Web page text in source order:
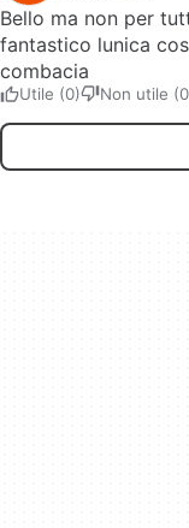
Bello ma non per
fantastico lunica
combacia
Utile (0) Non utile